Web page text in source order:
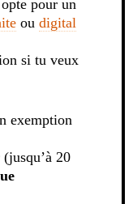
pour un
ou digital
si tu veux
exemption
20